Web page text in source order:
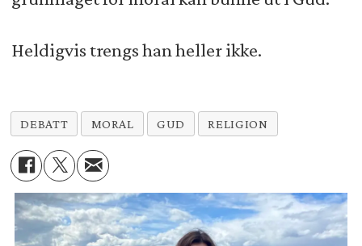
Heldigvis trengs han heller ikke.
DEBATT MORAL GUD RELIGION